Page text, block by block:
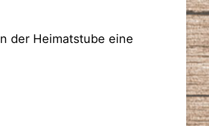
der Heimatstube eine